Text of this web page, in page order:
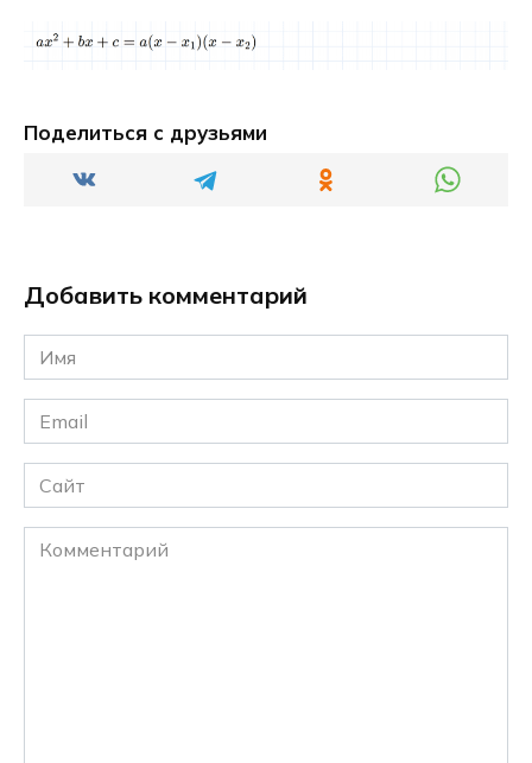
Поделиться с друзьями
Добавить комментарий
Имя
*
Email
*
Сайт
Комментарий